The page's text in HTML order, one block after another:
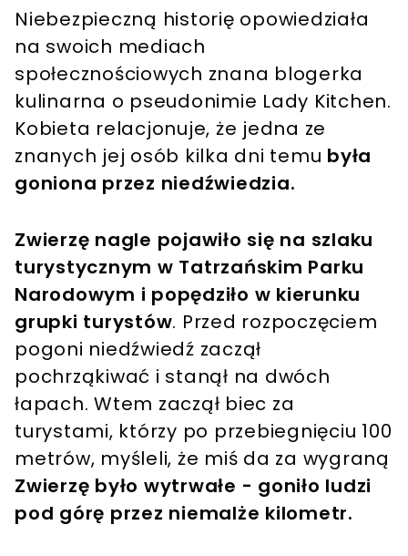
Niebezpieczną historię opowiedziała
na swoich mediach
społecznościowych znana blogerka
kulinarna o pseudonimie Lady Kitchen.
Kobieta relacjonuje, że jedna ze
znanych jej osób kilka dni temu była
goniona przez niedźwiedzia.
Zwierzę nagle pojawiło się na szlaku
turystycznym w Tatrzańskim Parku
Narodowym i popędziło w kierunku
grupki turystów. Przed rozpoczęciem
pogoni niedźwiedź zaczął
pochrząkiwać i stanął na dwóch
łapach. Wtem zaczął biec za
turystami, którzy po przebiegnięciu 100
metrów, myśleli, że miś da za wygraną
Zwierzę było wytrwałe - goniło ludzi
pod górę przez niemalże kilometr.